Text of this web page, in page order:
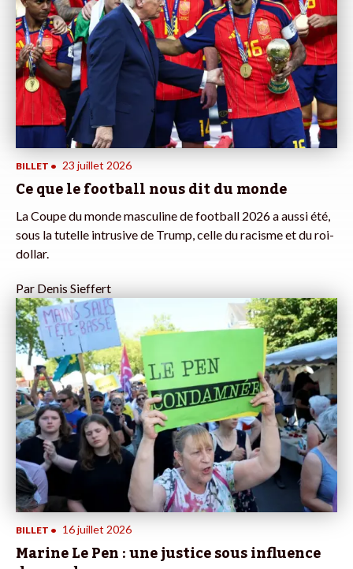
BILLET • 23 juillet 2026
Ce que le football nous dit du monde
La Coupe du monde masculine de football 2026 a aussi été,
sous la tutelle intrusive de Trump, celle du racisme et du roi-
dollar.
Par Denis Sieffert
BILLET • 16 juillet 2026
Marine Le Pen : une justice sous influence